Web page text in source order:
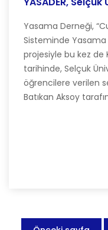
Yasama Derneği,
Sisteminde
projesiyle bu kez de
tarihinde, Selçuk
öğrencilere verilen
Batıkan Aksoy